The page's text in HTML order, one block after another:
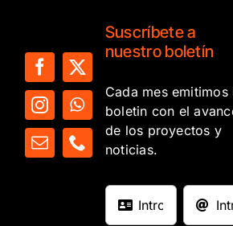
Suscríbete a
nuestro boletín
Cada mes emitimos
boletin con el
de los proyectos y
noticias.